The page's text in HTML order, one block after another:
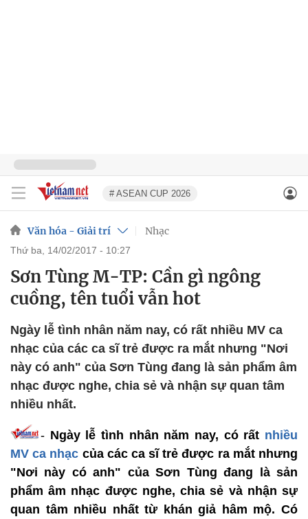
# ASEAN CUP 2026
Văn hóa - Giải trí Nhạc
thứ ba, 14/02/2017 - 10:27
Sơn Tùng M-TP: Cần gì ngông
cuồng, tên tuổi vẫn hot
Ngày lễ tình nhân năm nay, có rất nhiều MV ca
nhạc của các ca sĩ trẻ được ra mắt nhưng "Nơi
này có anh" của Sơn Tùng đang là sản phẩm âm
nhạc được nghe, chia sẻ và nhận sự quan tâm
nhiều nhất.
- Ngày lễ tình nhân năm nay, có rất nhiều
MV ca nhạc của các ca sĩ trẻ được ra mắt nhưng
"Nơi này có anh" của Sơn Tùng đang là sản
phẩm âm nhạc được nghe, chia sẻ và nhận sự
quan tâm nhiều nhất từ khán giả hâm mộ. Có